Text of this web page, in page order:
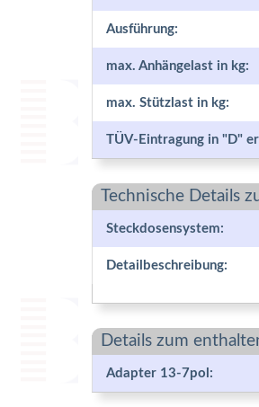
Ausführung:
max. Anhängelast in kg:
max. Stützlast in kg:
TÜV-Eintragung in "D"
Technische Details
Steckdosensystem:
Detailbeschreibung:
Details zum
Adapter 13-7pol: